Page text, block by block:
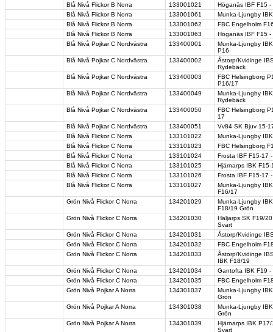
Blå Nivå Flickor B Norra
133001021
Höganäs IBF F15
Blå Nivå Flickor B Norra
133001061
Munka-Ljungby
Blå Nivå Flickor B Norra
133001062
FBC Engelholm
Blå Nivå Flickor B Norra
133001063
Höganäs IBF F15
Blå Nivå Pojkar C Nordvästra
133400001
Munka-Ljungby
P16
Blå Nivå Pojkar C Nordvästra
133400002
Åstorp/Kvidinge
Rydebäck
Blå Nivå Pojkar C Nordvästra
133400003
FBC Helsingborg
P16/17
Blå Nivå Pojkar C Nordvästra
133400049
Munka-Ljungby
Rydebäck
Blå Nivå Pojkar C Nordvästra
133400050
FBC Helsingborg
17
Blå Nivå Pojkar C Nordvästra
133400051
Vv84 SK Bjuv 15-
Blå Nivå Flickor C Norra
133101022
Munka-Ljungby
Blå Nivå Flickor C Norra
133101023
FBC Helsingborg
Blå Nivå Flickor C Norra
133101024
Frosta IBF F15-17
Blå Nivå Flickor C Norra
133101025
Hjärnarps IBK
Blå Nivå Flickor C Norra
133101026
Frosta IBF F15-17
Blå Nivå Flickor C Norra
133101027
Munka-Ljungby
F16/17
Grön Nivå Flickor C Norra
134201029
Munka-Ljungby
F18/19 Grön
Grön Nivå Flickor C Norra
134201030
Häljarps SK F19/
Svart
Grön Nivå Flickor C Norra
134201031
Åstorp/Kvidinge
Grön Nivå Flickor C Norra
134201032
FBC Engelholm
Grön Nivå Flickor C Norra
134201033
Åstorp/Kvidinge
IBK F18/19
Grön Nivå Flickor C Norra
134201034
Gantofta IBK F19 -
Grön Nivå Flickor C Norra
134201035
FBC Engelholm
Grön Nivå Pojkar A Norra
134301037
Munka-Ljungby
Grön
Grön Nivå Pojkar A Norra
134301038
Munka-Ljungby
Grön
Grön Nivå Pojkar A Norra
134301039
Hjärnarps IBK
Svart